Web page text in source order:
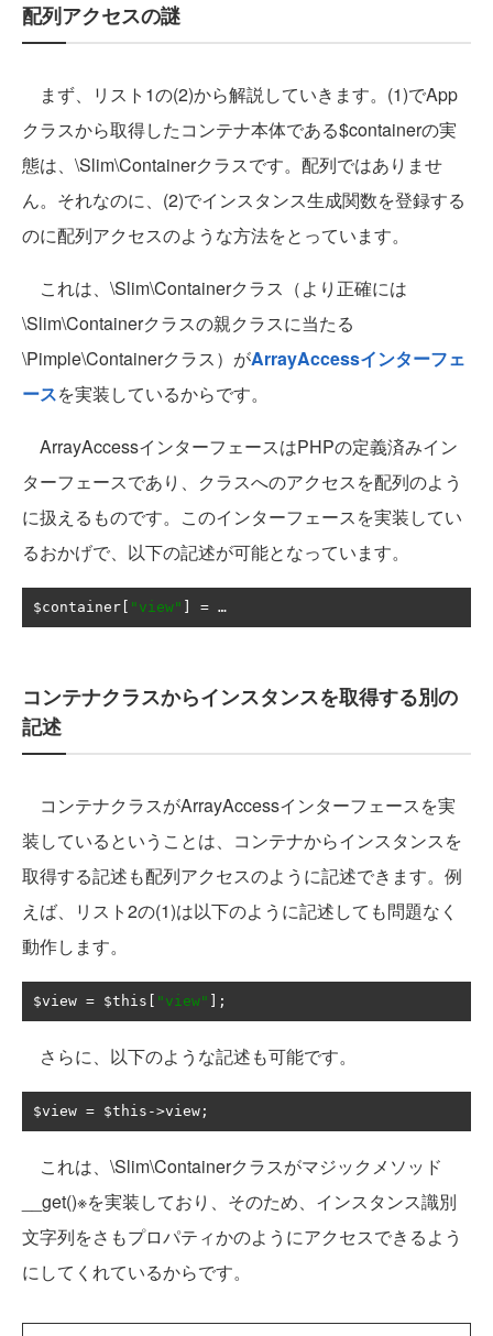
配列アクセスの謎
まず、リスト1の(2)から解説していきます。(1)でApp
クラスから取得したコンテナ本体である$containerの実
態は、\Slim\Containerクラスです。配列ではありませ
ん。それなのに、(2)でインスタンス生成関数を登録する
のに配列アクセスのような方法をとっています。
これは、\Slim\Containerクラス（より正確には
\Slim\Containerクラスの親クラスに当たる
\Pimple\Containerクラス）がArrayAccessインターフェ
ースを実装しているからです。
ArrayAccessインターフェースはPHPの定義済みイン
ターフェースであり、クラスへのアクセスを配列のよう
に扱えるものです。このインターフェースを実装してい
るおかげで、以下の記述が可能となっています。
$container "view" = …
コンテナクラスからインスタンスを取得する別の
記述
コンテナクラスがArrayAccessインターフェースを実
装しているということは、コンテナからインスタンスを
取得する記述も配列アクセスのように記述できます。例
えば、リスト2の(1)は以下のように記述しても問題なく
動作します。
$view = $this "view" ];
さらに、以下のような記述も可能です。
$view = $this ->view ;
これは、\Slim\Containerクラスがマジックメソッド
__get()※を実装しており、そのため、インスタンス識別
文字列をさもプロパティかのようにアクセスできるよう
にしてくれているからです。